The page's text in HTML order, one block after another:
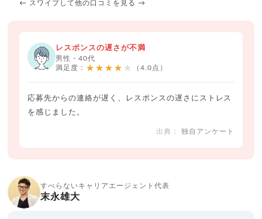
← スワイプして他の口コミを見る →
レスポンスの遅さが不満
男性・40代
満足度： ★★★★★ （4.0点）
応募先からの連絡が遅く、レスポンスの遅さにストレス
を感じました。
独自アンケート
すべらないキャリアエージェント代表
末永雄大